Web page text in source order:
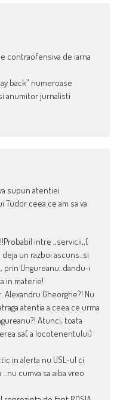
contraofensiva de iarna
back” numeroase
anumitor jurnalisti
supun atentiei
ceea ce am sa va
intre ,,servicii,,(
un razboi ascuns..si
prin Ungureanu..dandu-i
in materie!
Gheorghe?! Nu
atentia a ceea ce urma
Atunci, toata
sa( a locotenentului)
in alerta nu USL-ul ci
cumva sa aiba vreo